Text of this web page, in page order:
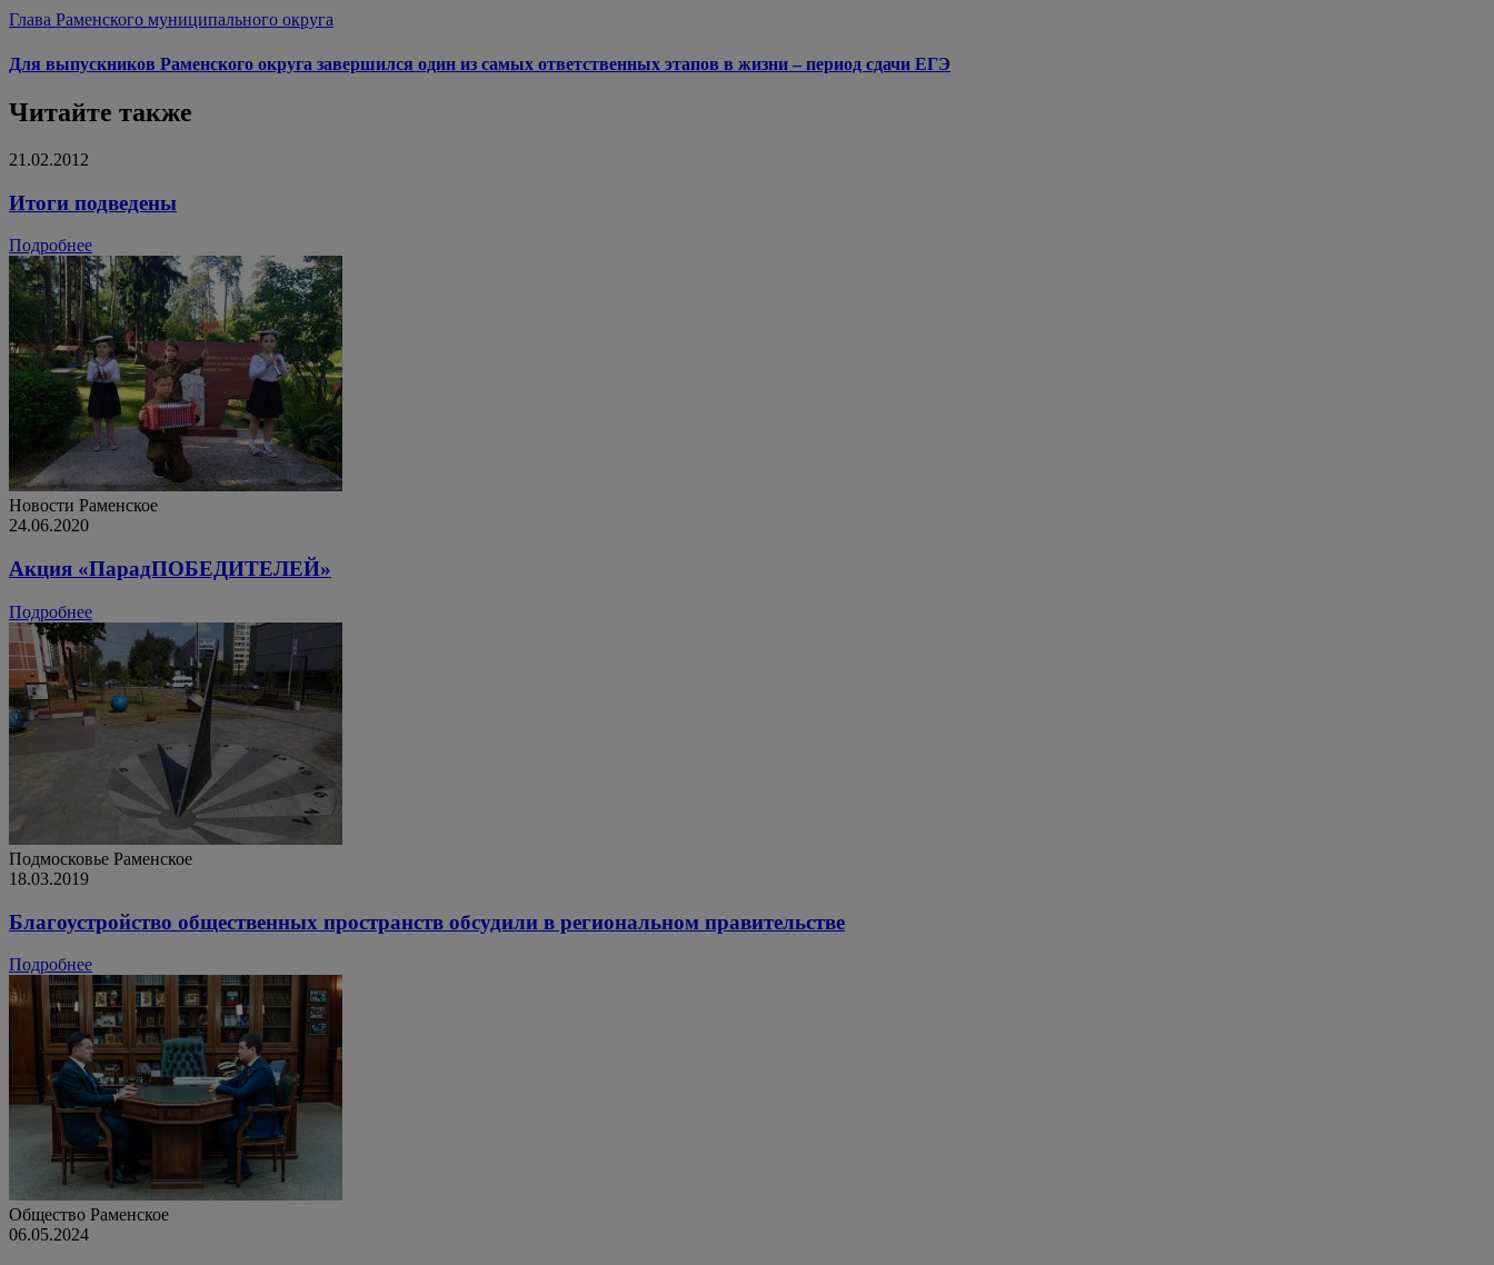
Глава Раменского муниципального округа
Для выпускников Раменского округа завершился один из самых ответственных этапов в жизни – период сдачи ЕГЭ
Читайте также
21.02.2012
Итоги подведены
Подробнее
Новости Раменское
24.06.2020
Акция «ПарадПОБЕДИТЕЛЕЙ»
Подробнее
Подмосковье Раменское
18.03.2019
Благоустройство общественных пространств обсудили в региональном правительстве
Подробнее
Общество Раменское
06.05.2024